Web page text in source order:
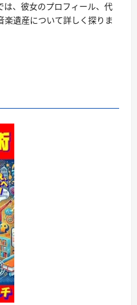
は、彼女のプロフィール、代
遺産について詳しく探りま